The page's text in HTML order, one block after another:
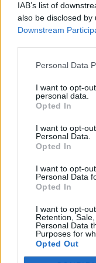
IAB’s list of
also be disclosed
Downstream
Personal Data
I want to opt-
personal data.
Opted In
I want to opt-
Personal Data.
Opted In
I want to opt-
Personal Data
Opted In
I want to opt-
Retention,
Personal Data
Purposes for
Opted Out
ir bijuši gadījumi,
konfektes sveši
Ziepniekkalnā ir
Zēna māte
šobrīd likumsargi
“Kā dēls tagad
viņš vienkārši
gadi, es
nāks mājās, es
Varmāku
murgs – īpaši tad,